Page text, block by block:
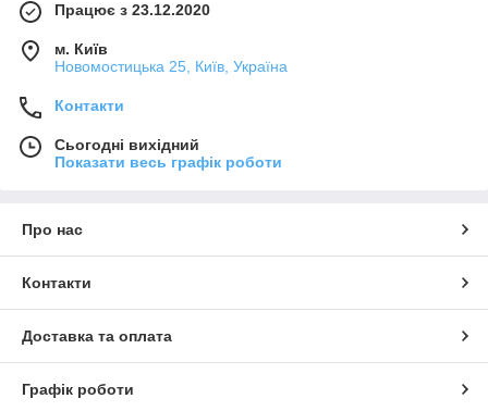
Працює з 23.12.2020
м. Київ
Новомостицька 25, Київ, Україна
Контакти
Сьогодні вихідний
Показати весь графік роботи
Про нас
Контакти
Доставка та оплата
Графік роботи